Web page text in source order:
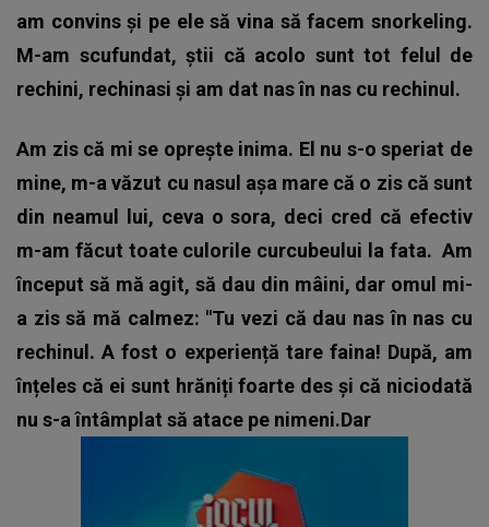
am convins și pe ele să vina să facem snorkeling.
M-am scufundat, știi că acolo sunt tot felul de
rechini, rechinasi și am dat nas în nas cu rechinul.
Am zis că mi se oprește inima. El nu s-o speriat de
mine, m-a văzut cu nasul așa mare că o zis că sunt
din neamul lui, ceva o sora, deci cred că efectiv
m-am făcut toate culorile curcubeului la fata. Am
început să mă agit, să dau din mâini, dar omul mi-
a zis să mă calmez: "Tu vezi că dau nas în nas cu
rechinul. A fost o experiență tare faina! După, am
înțeles că ei sunt hrăniți foarte des și că niciodată
nu s-a întâmplat să atace pe nimeni.Dar